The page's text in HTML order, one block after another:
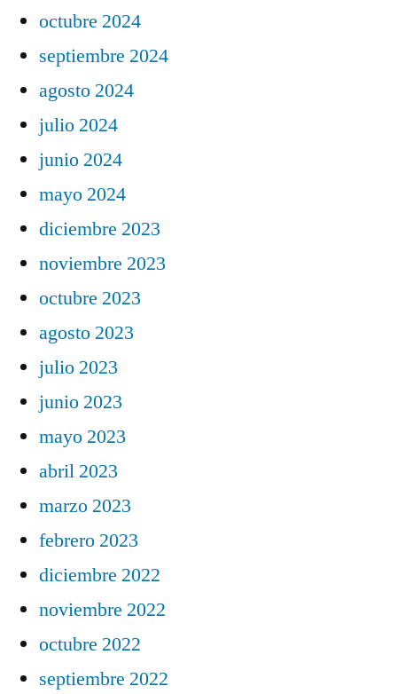
octubre 2024
septiembre 2024
agosto 2024
julio 2024
junio 2024
mayo 2024
diciembre 2023
noviembre 2023
octubre 2023
agosto 2023
julio 2023
junio 2023
mayo 2023
abril 2023
marzo 2023
febrero 2023
diciembre 2022
noviembre 2022
octubre 2022
septiembre 2022